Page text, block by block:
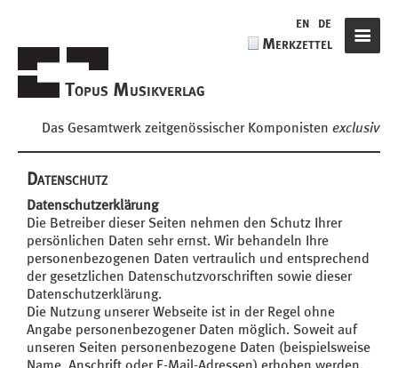
Topus Musikverlag
Das Gesamtwerk zeitgenössischer Komponisten exclusiv
de
en de
Merkzettel
Datenschutz
Datenschutzerklärung
Die Betreiber dieser Seiten nehmen den Schutz Ihrer
persönlichen Daten sehr ernst. Wir behandeln Ihre
personenbezogenen Daten vertraulich und entsprechend
der gesetzlichen Datenschutzvorschriften sowie dieser
Datenschutzerklärung.
Die Nutzung unserer Webseite ist in der Regel ohne
Angabe personenbezogener Daten möglich. Soweit auf
unseren Seiten personenbezogene Daten (beispielsweise
Name, Anschrift oder E-Mail-Adressen) erhoben werden,